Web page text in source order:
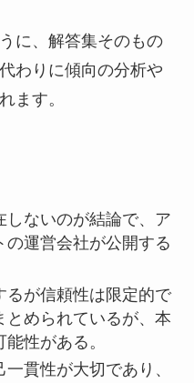
に、解答集そのもの
わりに傾向の分析や
ます。
ないのが結論で、ア
の運営会社が公開する
るが信頼性は限定的で
とめられているが、本
性がある。
貫性が大切であり、